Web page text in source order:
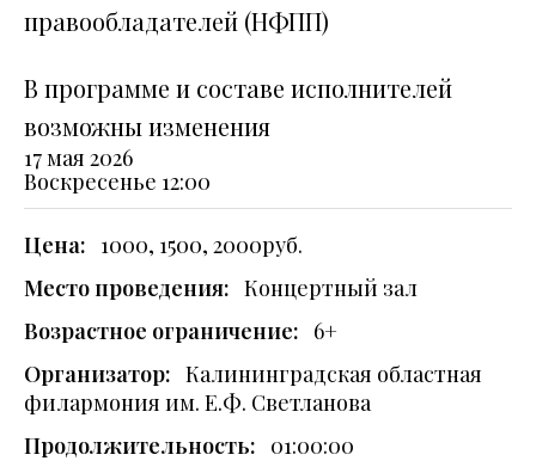
правообладателей (НФПП)
В программе и составе исполнителей
возможны изменения
17 мая 2026
Воскресенье 12:00
Цена: 1000, 1500, 2000руб.
Место проведения: Концертный зал
Возрастное ограничение: 6+
Организатор: Калининградская областная
филармония им. Е.Ф. Светланова
Продолжительность: 01:00:00